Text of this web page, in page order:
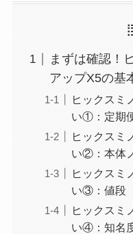
まずは確認！
アップX5の基
ヒックスミ
い①：定期
ヒックスミ
い②：本体
ヒックスミ
い③：値段
ヒックスミ
い④：知名